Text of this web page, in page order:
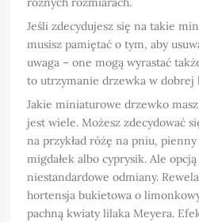
Jeśli zdecydujesz się na takie
musisz pamiętać o tym, aby
uwaga – one mogą wyrastać
to utrzymanie drzewka w dobrej
Jakie miniaturowe drzewko
jest wiele. Możesz zdecydować
na przykład różę na pniu,
migdałek albo cyprysik. Ale
niestandardowe odmiany.
hortensja bukietowa o
pachną kwiaty lilaka Meyera.